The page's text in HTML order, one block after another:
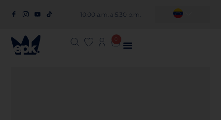
10:00 a.m. a 5:30 p.m.